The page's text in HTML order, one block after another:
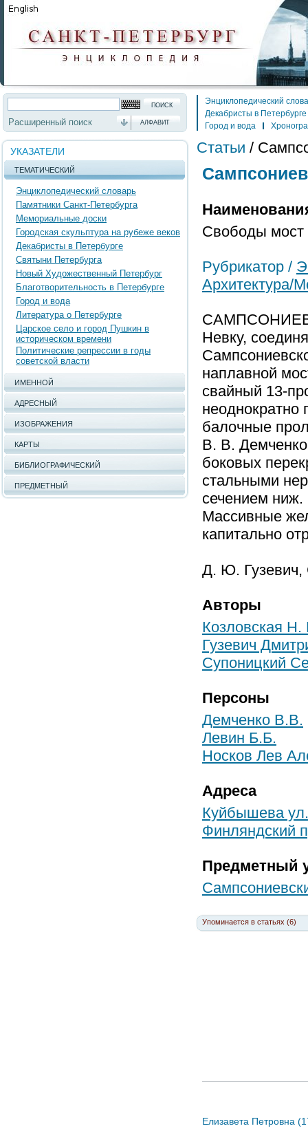
Расширенный поиск АЛФАВИТ
УКАЗАТЕЛИ
ТЕМАТИЧЕСКИЙ
Энциклопедический словарь
Памятники Санкт-Петербурга
Мемориальные доски
Городская скульптура на рубеже веков
Декабристы в Петербурге
Святыни Петербурга
Новый Художественный Петербург
Благотворительность в Петербурге
Город и вода
Литература о Петербурге
Царское село и город Пушкин в
историческом времени
Политические репрессии в годы
советской власти
ИМЕННОЙ
АДРЕСНЫЙ
ИЗОБРАЖЕНИЯ
КАРТЫ
БИБЛИОГРАФИЧЕСКИЙ
ПРЕДМЕТНЫЙ
Энциклопедический
Декабристы в Петербурге
Город и вода
Статьи /
Свободы мост
Рубрикатор /
Архитектура/
Невку,
наплавной
свайный 13-
неоднократно
балочные
В. В.
боковых
стальными
сечением
Массивные
капитально
Д. Ю. Гузевич,
Авторы
Козловская
Гузевич
Супоницкий
Персоны
Демченко В.В.
Левин Б.Б.
Носков Лев
Адреса
Куйбышева
Финляндский
Предметный
Упоминается в статьях (6)
Елизавета Петровна